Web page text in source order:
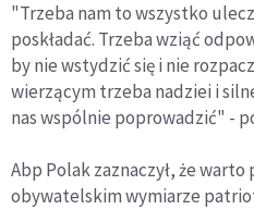
"Trzeba nam to wszystko
poskładać. Trzeba wziąć
by nie wstydzić się i nie
wierzącym trzeba nadziei i
nas wspólnie poprowadzić" -
Abp Polak zaznaczył, że
obywatelskim wymiarze